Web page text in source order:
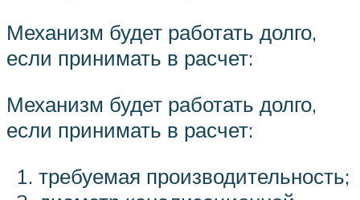
Механизм будет работать долго,
если принимать в расчет:
Механизм будет работать долго,
если принимать в расчет:
требуемая производительность;